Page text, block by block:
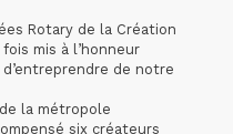
Rotary de la Création
mis à l’honneur
d’entreprendre de notre
la métropole
six créateurs